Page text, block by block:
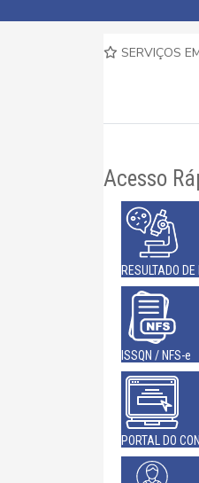
SERVIÇOS
Acesso
RESULTADO
ISSQN / NFS-e
PORTAL DO